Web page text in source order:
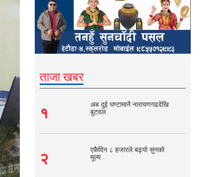
ताजा खबर
१
अब दुई घण्टामानै नारायणगढदेखि
बुटवल
२
एकैदिन ८ हजारले बढ्यो सुनको
मूल्य